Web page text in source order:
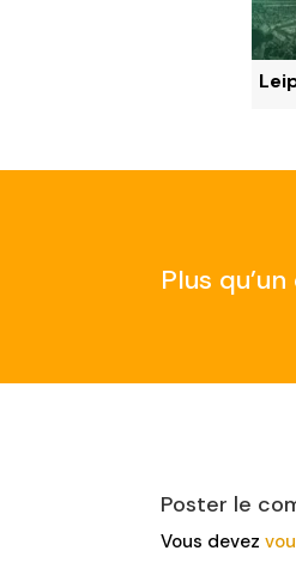
Plus
Poster le
Vous devez